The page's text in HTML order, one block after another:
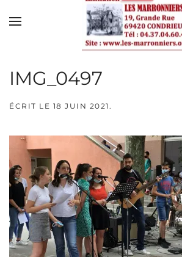
Skip to main content
IMG_0497
ÉCRIT LE 18 JUIN 2021 .